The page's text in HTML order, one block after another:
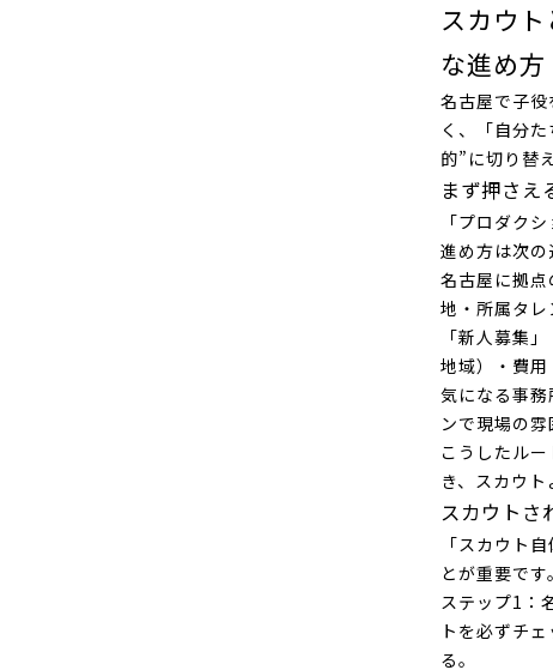
スカウ
な進め方
名古屋で子
く、「自分
的”に切り替
まず押さえ
「プロダク
進め方は次の
名古屋に拠
地・所属タ
「新人募集
地域）・費
気になる事
ンで現場の
こうしたル
き、スカウト
スカウトさ
「スカウト
とが重要で
ステップ1：
トを必ずチ
る。